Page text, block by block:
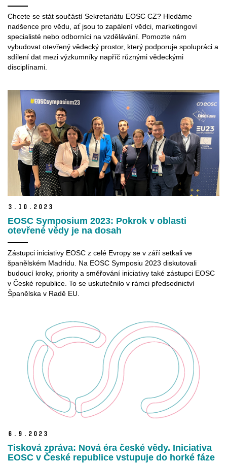
Chcete se stát součástí Sekretariátu EOSC CZ? Hledáme
nadšence pro vědu, ať jsou to zapálení vědci, marketingoví
specialisté nebo odborníci na vzdělávání. Pomozte nám
vybudovat otevřený vědecký prostor, který podporuje spolupráci a
sdílení dat mezi výzkumníky napříč různými vědeckými
disciplínami
3. 10. 2023
EOSC Symposium 2023: Pokrok v oblasti
otevřené vědy je na dosah
Zástupci iniciativy EOSC z celé Evropy se v září setkali ve
španělském Madridu. Na EOSC Symposiu 2023 diskutovali
budoucí kroky, priority a směřování iniciativy také zástupci EOSC
v České republice. To se uskutečnilo v rámci předsednictví
Španělska v Radě EU.
6. 9. 2023
Tisková zpráva: Nová éra české vědy. Iniciativa
EOSC v České republice vstupuje do horké fáze